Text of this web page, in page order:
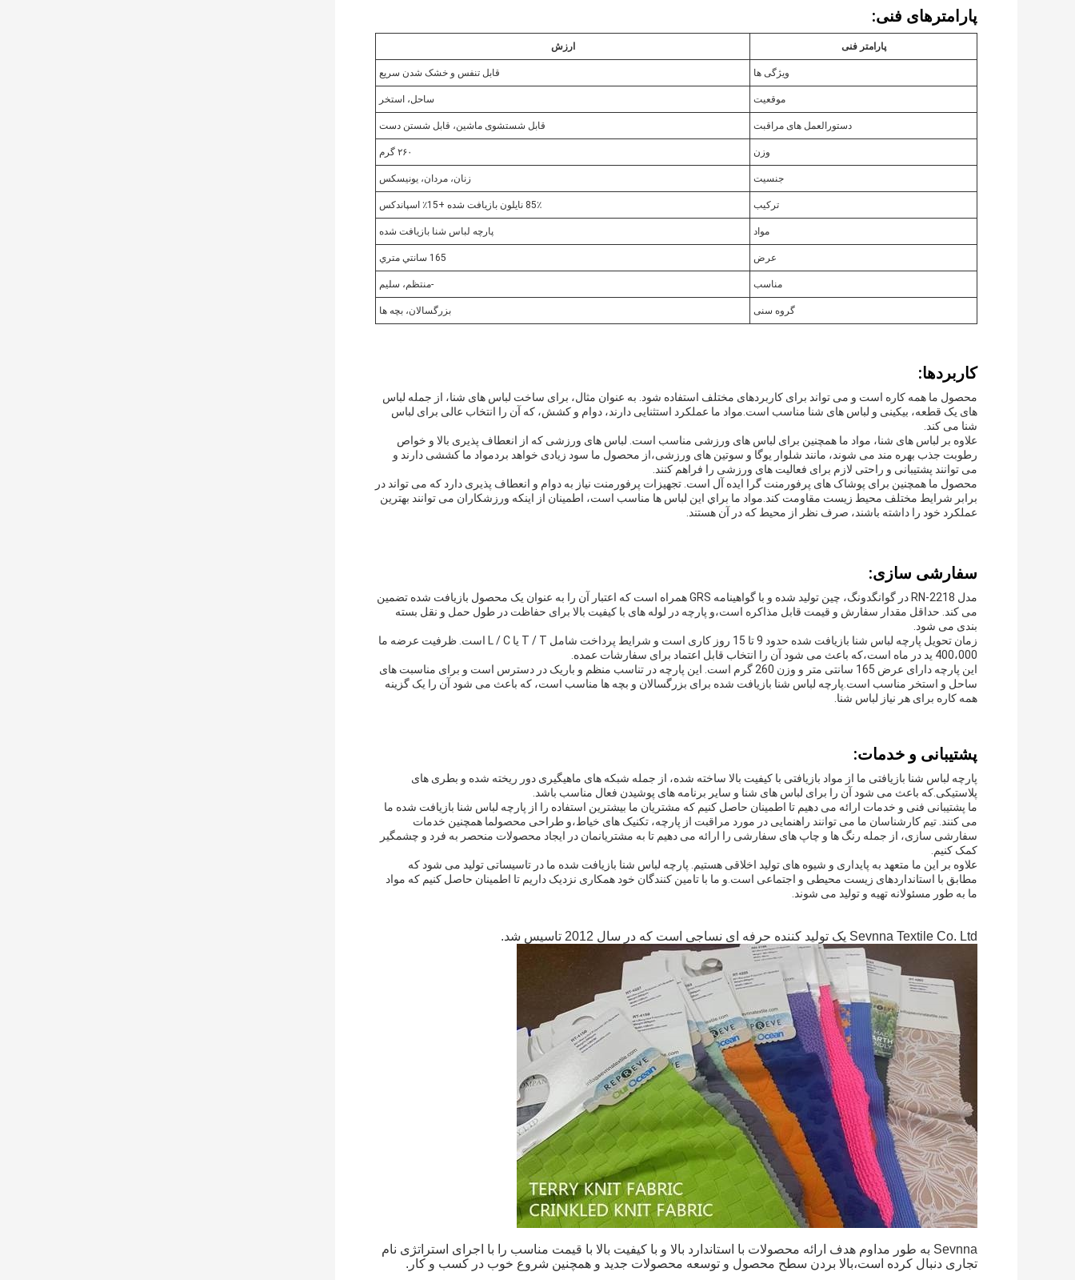
پارامترهای فنی:
پارامتر فنی ارزش
ویژگی ها قابل تنفس و خشک شدن سریع
موقعيت ساحل، استخر
دستورالعمل های مراقبت قابل شستشوی ماشین، قابل شستن دست
وزن ۲۶۰ گرم
جنسیت زنان، مردان، یونیسکس
ترکیب 85٪ نایلون بازیافت شده +15٪ اسپاندکس
مواد پارچه لباس شنا بازیافت شده
عرض 165 سانتي متري
مناسب -منتظم، سليم
گروه سنی بزرگسالان، بچه ها
کاربردها:
محصول ما همه کاره است و می تواند برای کاربردهای مختلف استفاده شود. به عنوان مثال، برای ساخت لباس های شنا، از جمله لباس
های یک قطعه، بیکینی و لباس های شنا مناسب است.مواد ما عملکرد استثنایی دارند، دوام و کشش، که آن را انتخاب عالی برای لباس
شنا می کند.
علاوه بر لباس های شنا، مواد ما همچنین برای لباس های ورزشی مناسب است. لباس های ورزشی که از انعطاف پذیری بالا و خواص
رطوبت جذب بهره مند می شوند، مانند شلوار یوگا و سوتین های ورزشی،از محصول ما سود زیادی خواهد بردمواد ما کششی دارند و
می توانند پشتیبانی و راحتی لازم برای فعالیت های ورزشی را فراهم کنند.
محصول ما همچنین برای پوشاک های پرفورمنت گرا ایده آل است. تجهیزات پرفورمنت نیاز به دوام و انعطاف پذیری دارد که می تواند در
برابر شرایط مختلف محیط زیست مقاومت کند.مواد ما براي اين لباس ها مناسب است، اطمینان از اینکه ورزشکاران می توانند بهترین
عملکرد خود را داشته باشند، صرف نظر از محیط که در آن هستند.
سفارشی سازی:
مدل RN-2218 در گوانگدونگ، چین تولید شده و با گواهینامه GRS همراه است که اعتبار آن را به عنوان یک محصول بازیافت شده تضمین
می کند. حداقل مقدار سفارش و قیمت قابل مذاکره است،و پارچه در لوله های با کیفیت بالا برای حفاظت در طول حمل و نقل بسته
بندی می شود.
زمان تحویل پارچه لباس شنا بازیافت شده حدود 9 تا 15 روز کاری است و شرایط پرداخت شامل T / T یا L / C است. ظرفیت عرضه ما
400،000 ید در ماه است،که باعث می شود آن را انتخاب قابل اعتماد برای سفارشات عمده.
این پارچه دارای عرض 165 سانتی متر و وزن 260 گرم است. این پارچه در تناسب منظم و باریک در دسترس است و برای مناسبت های
ساحل و استخر مناسب است.پارچه لباس شنا بازیافت شده برای بزرگسالان و بچه ها مناسب است، که باعث می شود آن را یک گزینه
همه کاره برای هر نیاز لباس شنا.
پشتیبانی و خدمات:
پارچه لباس شنا بازیافتی ما از مواد بازیافتی با کیفیت بالا ساخته شده، از جمله شبکه های ماهیگیری دور ریخته شده و بطری های
پلاستیکی.که باعث می شود آن را برای لباس های شنا و سایر برنامه های پوشیدن فعال مناسب باشد.
ما پشتیبانی فنی و خدمات ارائه می دهیم تا اطمینان حاصل کنیم که مشتریان ما بیشترین استفاده را از پارچه لباس شنا بازیافت شده ما
می کنند. تیم کارشناسان ما می توانند راهنمایی در مورد مراقبت از پارچه، تکنیک های خیاط،و طراحی محصولما همچنین خدمات
سفارشی سازی، از جمله رنگ ها و چاپ های سفارشی را ارائه می دهیم تا به مشتریانمان در ایجاد محصولات منحصر به فرد و چشمگیر
کمک کنیم.
علاوه بر این ما متعهد به پایداری و شیوه های تولید اخلاقی هستیم. پارچه لباس شنا بازیافت شده ما در تاسیساتی تولید می شود که
مطابق با استانداردهای زیست محیطی و اجتماعی است.و ما با تامین کنندگان خود همکاری نزدیک داریم تا اطمینان حاصل کنیم که مواد
ما به طور مسئولانه تهیه و تولید می شوند.
Sevnna Textile Co. Ltd یک تولید کننده حرفه ای نساجی است که در سال 2012 تاسیس شد.
Sevnna به طور مداوم هدف ارائه محصولات با استاندارد بالا و با کیفیت بالا با قیمت مناسب را با اجرای استراتژی نام
تجاری دنبال کرده است،بالا بردن سطح محصول و توسعه محصولات جدید و همچنین شروع خوب در کسب و کار.